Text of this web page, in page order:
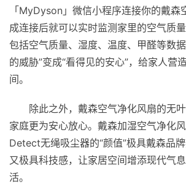
「MyDyson」微信小程序连接你的戴森
成连接后就可以实时监测家里的空气质量
包括空气质量、湿度、温度、甲醛等数
的威胁”变成“看得见的安心”，给家人营
间。
除此之外，戴森空气净化风扇的无
家庭更为安心放心。戴森加湿空气净化
Detect无绳吸尘器的“颜值”极具戴森品
又极具科技感，让家居空间增添现代气
活。